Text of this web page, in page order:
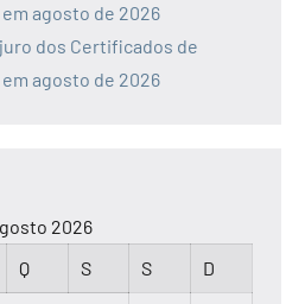
agosto de 2026
dos Certificados de
agosto de 2026
2026
Q S S D